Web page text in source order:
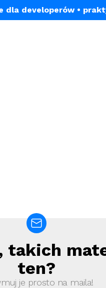
dla developerów•
takich
ten?
je prosto na maila!